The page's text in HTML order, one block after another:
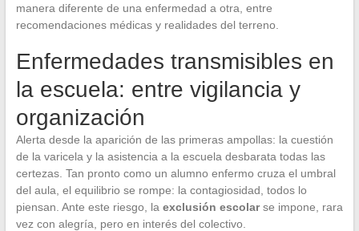
manera diferente de una enfermedad a otra, entre
recomendaciones médicas y realidades del terreno.
Enfermedades transmisibles en
la escuela: entre vigilancia y
organización
Alerta desde la aparición de las primeras ampollas: la cuestión
de la varicela y la asistencia a la escuela desbarata todas las
certezas. Tan pronto como un alumno enfermo cruza el umbral
del aula, el equilibrio se rompe: la contagiosidad, todos lo
piensan. Ante este riesgo, la exclusión escolarse impone, rara
vez con alegría, pero en interés del colectivo.